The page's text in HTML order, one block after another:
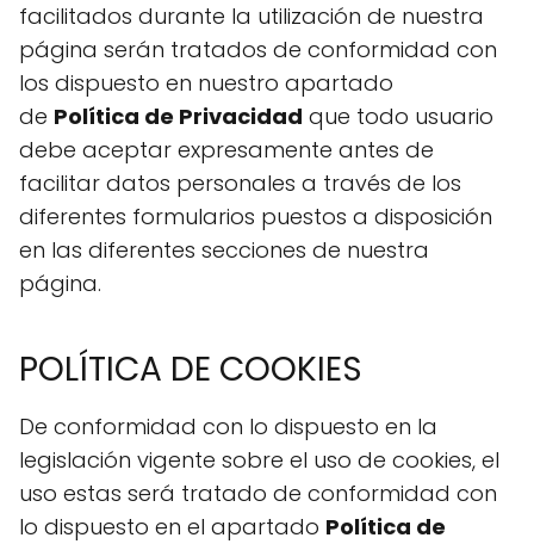
facilitados durante la utilización de nuestra
página serán tratados de conformidad con
los dispuesto en nuestro apartado
de Política de Privacidad que todo usuario
debe aceptar expresamente antes de
facilitar datos personales a través de los
diferentes formularios puestos a disposición
en las diferentes secciones de nuestra
página.
POLÍTICA DE COOKIES
De conformidad con lo dispuesto en la
legislación vigente sobre el uso de cookies, el
uso estas será tratado de conformidad con
lo dispuesto en el apartado Política de